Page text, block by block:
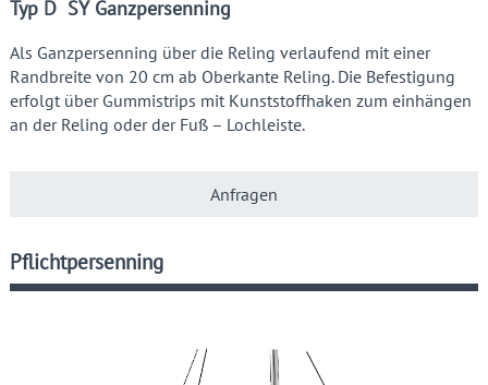
Typ D SY Ganzpersenning
Als Ganzpersenning über die Reling verlaufend mit einer
Randbreite von 20 cm ab Oberkante Reling. Die Befestigung
erfolgt über Gummistrips mit Kunststoffhaken zum einhängen
an der Reling oder der Fuß – Lochleiste.
Anfragen
Pflichtpersenning